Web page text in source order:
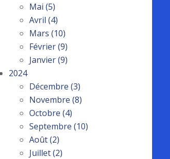
Mai (5)
Avril (4)
Mars (10)
Février(9)
Janvier(9)
2024
Décembre (3)
Novembre (8)
Octobre (4)
Septembre (10)
Août(2)
Juillet(2)